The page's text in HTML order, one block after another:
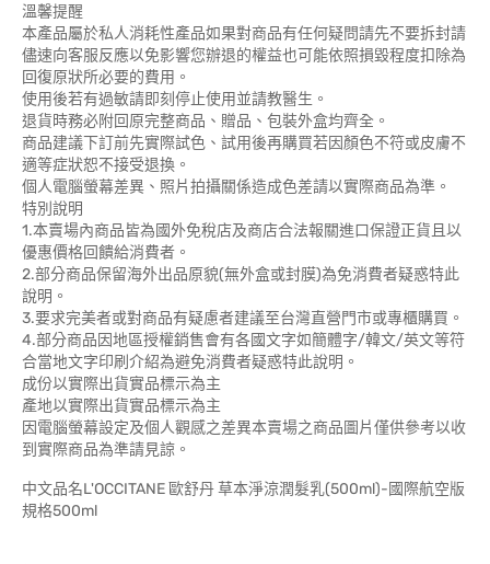
溫馨提醒
本產品屬於私人消耗性產品如果對商品有任何疑問請先不要拆封請
儘速向客服反應以免影響您辦退的權益也可能依照損毀程度扣除為
回復原狀所必要的費用。
使用後若有過敏請即刻停止使用並請教醫生。
退貨時務必附回原完整商品、贈品、包裝外盒均齊全。
商品建議下訂前先實際試色、試用後再購買若因顏色不符或皮膚不
適等症狀恕不接受退換。
個人電腦螢幕差異、照片拍攝關係造成色差請以實際商品為準。
特別說明
1.本賣場內商品皆為國外免稅店及商店合法報關進口保證正貨且以
優惠價格回饋給消費者。
2.部分商品保留海外出品原貌(無外盒或封膜)為免消費者疑惑特此
說明。
3.要求完美者或對商品有疑慮者建議至台灣直營門市或專櫃購買。
4.部分商品因地區授權銷售會有各國文字如簡體字/韓文/英文等符
合當地文字印刷介紹為避免消費者疑惑特此說明。
成份以實際出貨實品標示為主
產地以實際出貨實品標示為主
因電腦螢幕設定及個人觀感之差異本賣場之商品圖片僅供參考以收
到實際商品為準請見諒。
中文品名L'OCCITANE 歐舒丹 草本淨涼潤髮乳(500ml)-國際航空版
規格500ml